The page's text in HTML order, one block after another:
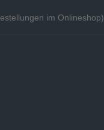
im Onlineshop)
im Onlineshop)